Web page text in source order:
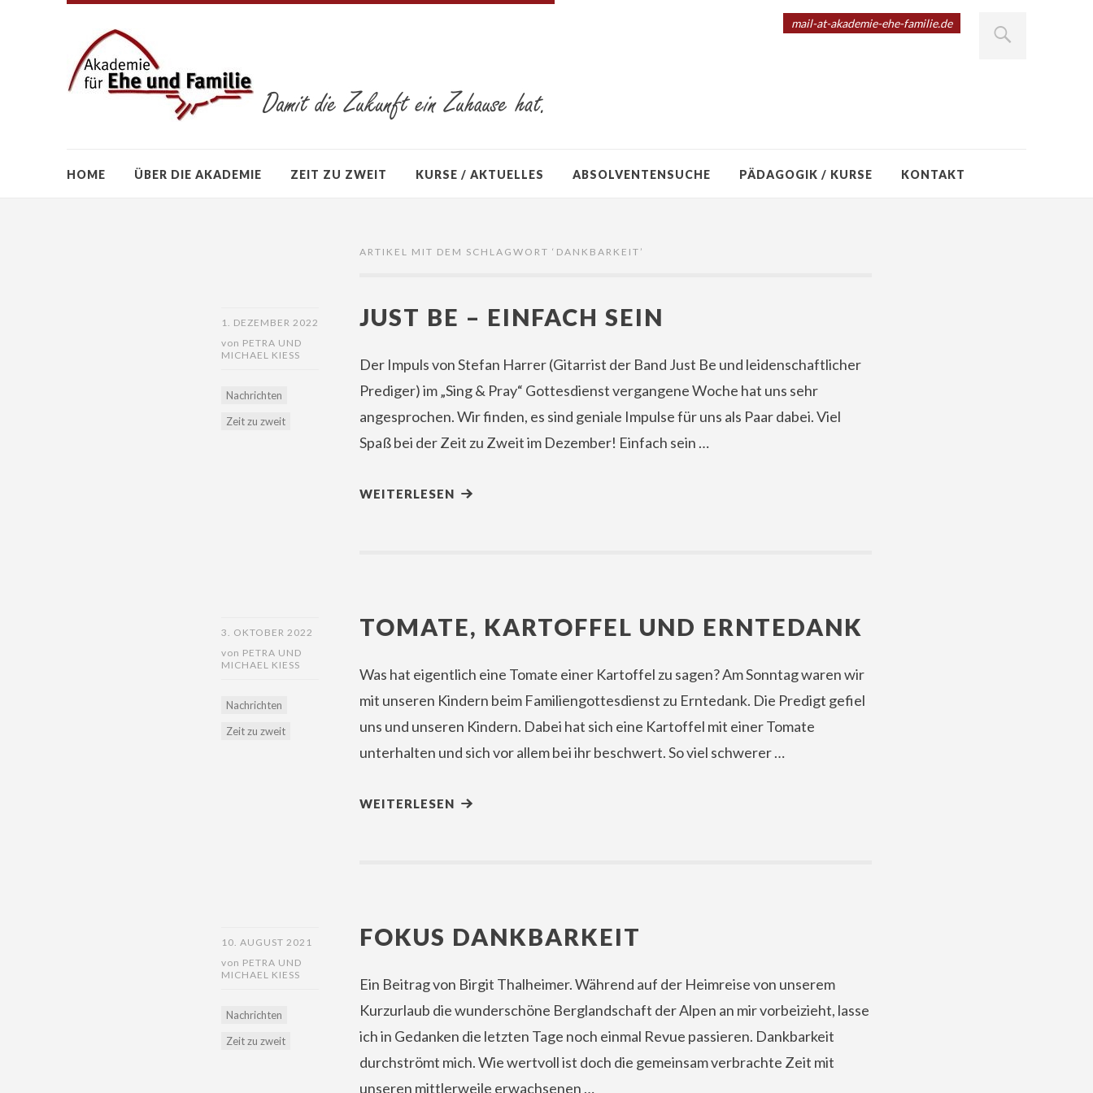
mail-at-akademie-ehe-familie.de
HOME ÜBER DIE AKADEMIE ZEIT ZU ZWEIT KURSE / AKTUELLES ABSOLVENTENSUCHE PÄDAGOGIK / KURSE KONTAKT
ARTIKEL MIT DEM SCHLAGWORT ‘ DANKBARKEIT ’
1. DEZEMBER 2022
von PETRA UND
MICHAEL KIESS
Nachrichten
Zeit zu zweit
JUST BE – EINFACH SEIN
Der Impuls von Stefan Harrer (Gitarrist der Band Just Be und leidenschaftlicher
Prediger) im „Sing & Pray“ Gottesdienst vergangene Woche hat uns sehr
angesprochen. Wir finden, es sind geniale Impulse für uns als Paar dabei. Viel
Spaß bei der Zeit zu Zweit im Dezember! Einfach sein …
WEITERLESEN
3. OKTOBER 2022
von PETRA UND
MICHAEL KIESS
Nachrichten
Zeit zu zweit
TOMATE, KARTOFFEL UND ERNTEDANK
Was hat eigentlich eine Tomate einer Kartoffel zu sagen? Am Sonntag waren wir
mit unseren Kindern beim Familiengottesdienst zu Erntedank. Die Predigt gefiel
uns und unseren Kindern. Dabei hat sich eine Kartoffel mit einer Tomate
unterhalten und sich vor allem bei ihr beschwert. So viel schwerer …
WEITERLESEN
10. AUGUST 2021
von PETRA UND
MICHAEL KIESS
Nachrichten
Zeit zu zweit
FOKUS DANKBARKEIT
Ein Beitrag von Birgit Thalheimer. Während auf der Heimreise von unserem
Kurzurlaub die wunderschöne Berglandschaft der Alpen an mir vorbeizieht, lasse
ich in Gedanken die letzten Tage noch einmal Revue passieren. Dankbarkeit
durchströmt mich. Wie wertvoll ist doch die gemeinsam verbrachte Zeit mit
unseren mittlerweile erwachsenen …